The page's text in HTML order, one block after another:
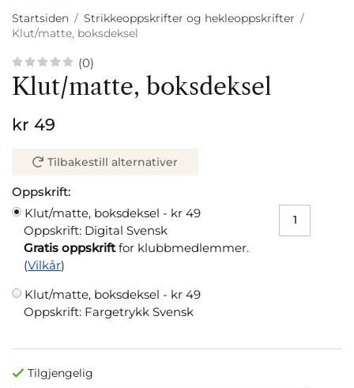
Startsiden / Strikkeoppskrifter og hekleoppskrifter /
Klut/matte, boksdeksel
(0)
Klut/matte, boksdeksel
kr 49
Tilbakestill alternativer
Oppskrift:
Klut/matte, boksdeksel - kr 49
Oppskrift: Digital Svensk
Gratis oppskriftfor klubbmedlemmer.
(Vilkår)
Klut/matte, boksdeksel - kr 49
Oppskrift: Fargetrykk Svensk
Tilgjengelig